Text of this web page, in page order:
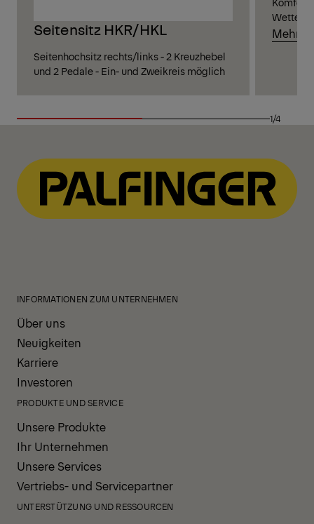
Seitensitz HKR/HKL
Seitenhochsitz rechts/links - 2 Kreuzhebel
und 2 Pedale - Ein- und Zweikreis möglich
Wetter.
Mehr
1/4
INFORMATIONEN ZUM UNTERNEHMEN
Über uns
Neuigkeiten
Karriere
Investoren
PRODUKTE UND SERVICE
Unsere Produkte
Ihr Unternehmen
Unsere Services
Vertriebs- und Servicepartner
UNTERSTÜTZUNG UND RESSOURCEN